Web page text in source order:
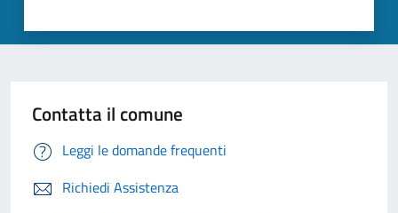
Contatta il comune
Leggi le domande frequenti
Richiedi Assistenza